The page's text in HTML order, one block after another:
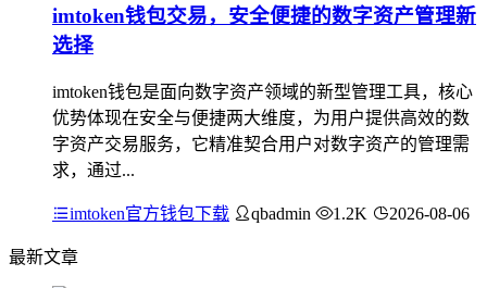
imtoken钱包交易，安全便捷的数字资产管理新
选择
imtoken钱包是面向数字资产领域的新型管理工具，核心
优势体现在安全与便捷两大维度，为用户提供高效的数
字资产交易服务，它精准契合用户对数字资产的管理需
求，通过...
imtoken官方钱包下载 qbadmin 1.2K 2026-08-06
最新文章